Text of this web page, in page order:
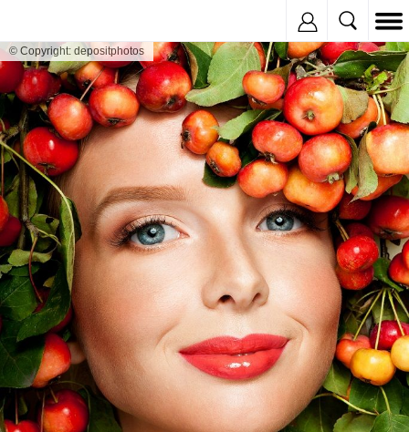
© Copyright: depositphotos